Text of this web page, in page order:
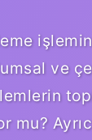
ve
mu?